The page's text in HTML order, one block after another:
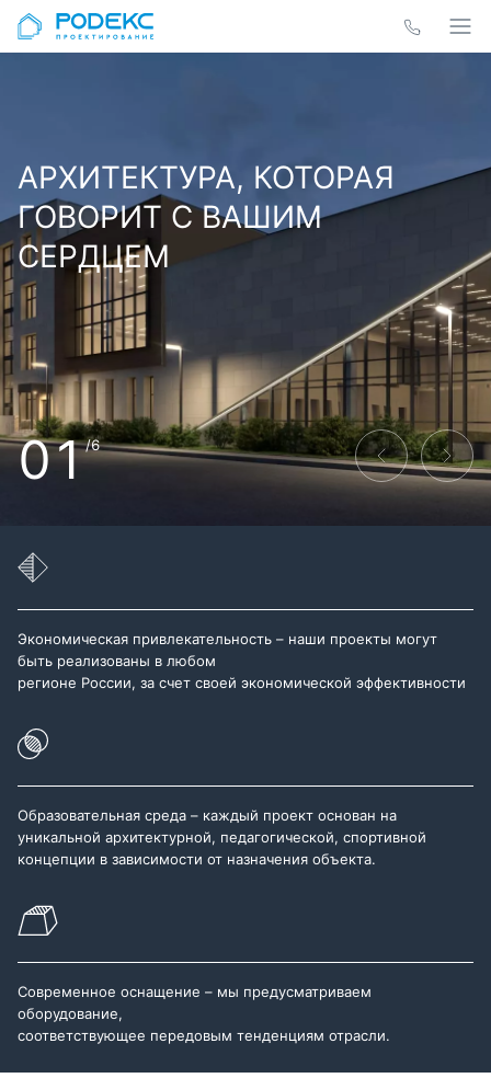
АРХИТЕКТУРА, КОТОРАЯ
ГОВОРИТ С ВАШИМ
СЕРДЦЕМ
01/6
Экономическая привлекательность – наши проекты могут
быть реализованы в любом
регионе России, за счет своей экономической эффективности
Образовательная среда – каждый проект основан на
уникальной архитектурной, педагогической, спортивной
концепции в зависимости от назначения объекта.
Современное оснащение – мы предусматриваем
оборудование,
соответствующее передовым тенденциям отрасли.